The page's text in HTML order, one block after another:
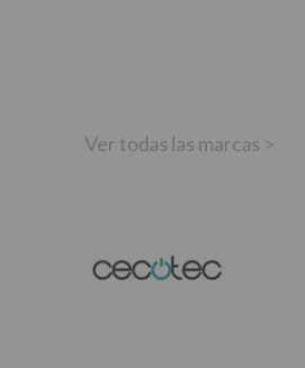
Ver todas las marcas >